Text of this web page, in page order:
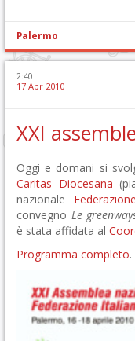
Palermo
2:40
17 Apr 2010
XXI
Oggi e domani si
Caritas Diocesana
nazionale
convegno Le
è stata affidata al
Programma completo.